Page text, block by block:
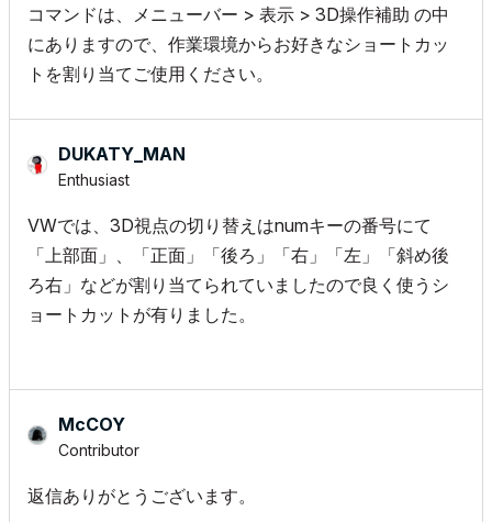
コマンドは、メニューバー > 表示 > 3D操作補助 の中
にありますので、作業環境からお好きなショートカッ
トを割り当てご使用ください。
DUKATY_MAN
Enthusiast
VWでは、3D視点の切り替えはnumキーの番号にて
「上部面」、「正面」「後ろ」「右」「左」「斜め後
ろ右」などが割り当てられていましたので良く使うシ
ョートカットが有りました。
McCOY
Contributor
返信ありがとうございます。